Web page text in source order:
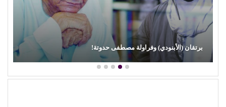
برتقان (الأبنودي) وفراولة مصطفى حدوتة!